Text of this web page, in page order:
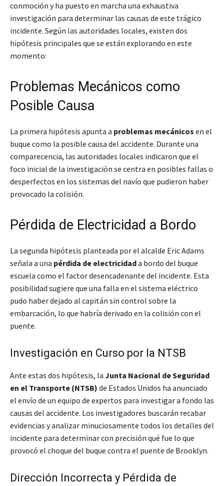
conmoción y ha puesto en marcha una exhaustiva
investigación para determinar las causas de este trágico
incidente. Según las autoridades locales, existen dos
hipótesis principales que se están explorando en este
momento:
Problemas Mecánicos como
Posible Causa
La primera hipótesis apunta a problemas mecánicos en el
buque como la posible causa del accidente. Durante una
comparecencia, las autoridades locales indicaron que el
foco inicial de la investigación se centra en posibles fallas o
desperfectos en los sistemas del navío que pudieron haber
provocado la colisión.
Pérdida de Electricidad a Bordo
La segunda hipótesis planteada por el alcalde Eric Adams
señala a una pérdida de electricidada bordo del buque
escuela como el factor desencadenante del incidente. Esta
posibilidad sugiere que una falla en el sistema eléctrico
pudo haber dejado al capitán sin control sobre la
embarcación, lo que habría derivado en la colisión con el
puente.
Investigación en Curso por la NTSB
Ante estas dos hipótesis, la Junta Nacional de Seguridad
en el Transporte (NTSB) de Estados Unidos ha anunciado
el envío de un equipo de expertos para investigar a fondo las
causas del accidente. Los investigadores buscarán recabar
evidencias y analizar minuciosamente todos los detalles del
incidente para determinar con precisión qué fue lo que
provocó el choque del buque contra el puente de Brooklyn.
Dirección Incorrecta y Pérdida de